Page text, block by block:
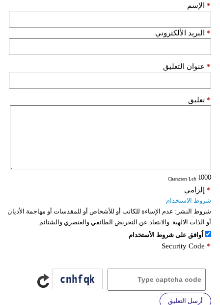
أبراج
سيارات
الإسم *
البريد الألكتروني *
عنوان التعليق *
تعليق *
: Characters Left
إلزامي *
شروط الاستخدام
شروط النشر: عدم الإساءة للكاتب أو للأشخاص أو للمقدسات أو مهاجمة الأديان
أو الذات الالهية. والابتعاد عن التحريض الطائفي والعنصري والشتائم.
اُوافق على شروط الأستخدام
Security Code *
أرسل التعليق